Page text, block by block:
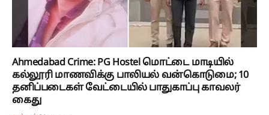
Ahmedabad Crime: PG Hostel மொட்டை மாடியில்
கல்லூரி மாணவிக்கு பாலியல் வன்கொடுமை; 10
தனிப்படைகள் வேட்டையில் பாதுகாப்பு காவலர்
கைது